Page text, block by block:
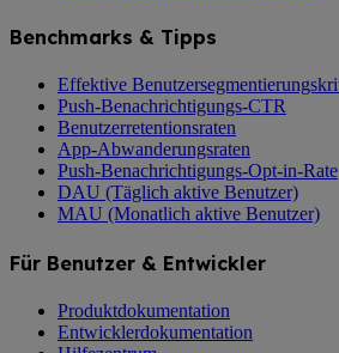
Benchmarks & Tipps
Effektive
Push-Benachrichtigungs-CTR
Benutzerretentionsraten
App-Abwanderungsraten
Push-Benachrichtigungs-Opt-in-Rate
DAU (Täglich aktive Benutzer)
MAU (Monatlich aktive Benutzer)
Für Benutzer & Entwickler
Produktdokumentation
Entwicklerdokumentation